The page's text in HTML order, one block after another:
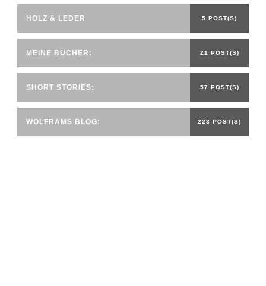
HOLZ & LEDER 5 POST(S)
MEINE BÜCHER: 21 POST(S)
SHORT STORIES: 57 POST(S)
WOLFRAMS BLOG: 223 POST(S)